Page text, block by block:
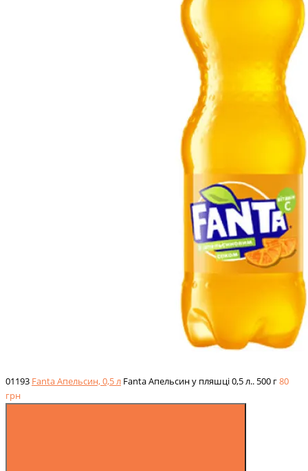
01193 Fanta Апельсин, 0,5 л Fanta Апельсин у пляшці 0,5 л.. 500 г80
грн